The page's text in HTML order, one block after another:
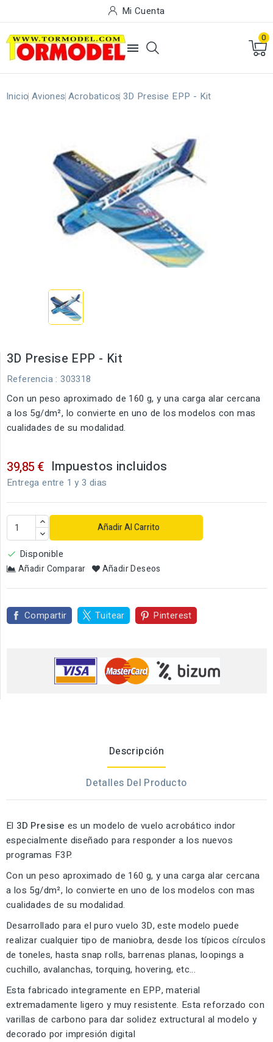
Mi Cuenta

0
Inicio Aviones Acrobaticos 3D Presise EPP - Kit
3D Presise EPP - Kit
Referencia : 303318
Con un peso aproximado de 160 g, y una carga alar cercana
a los 5g/dm², lo convierte en uno de los modelos con mas
cualidades de su modalidad.
39,85 € Impuestos incluidos
Entrega entre 1 y 3 dias
Añadir Al Carrito
 Disponible
Añadir Comparar Añadir Deseos
Compartir Tuitear Pinterest
Descripción
Detalles Del Producto
El 3D Presise es un modelo de vuelo acrobático indor
especialmente diseñado para responder a los nuevos
programas F3P.
Con un peso aproximado de 160 g, y una carga alar cercana
a los 5g/dm², lo convierte en uno de los modelos con mas
cualidades de su modalidad.
Desarrollado para el puro vuelo 3D, este modelo puede
realizar cualquier tipo de maniobra, desde los típicos círculos
de toneles, hasta snap rolls, barrenas planas, loopings a
cuchillo, avalanchas, torquing, hovering, etc...
Esta fabricado integramente en EPP, material
extremadamente ligero y muy resistente. Esta reforzado con
varillas de carbono para dar solidez extructural al modelo y
decorado por impresión digital